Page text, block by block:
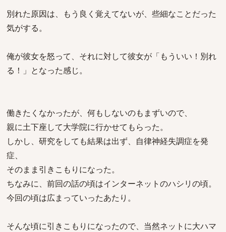
別れた原因は、もう良く覚えてないが、些細なことだった
気がする。
俺が彼女を怒って、それに対して彼女が「もういい！別れ
る！」となった感じ。
働きたくなかったが、何もしないのもまずいので、
親に土下座して大学院に行かせてもらった。
しかし、研究をしても結果は出ず、自律神経失調症を発
症、
そのまま引きこもりになった。
ちなみに、前回の話の頃はインターネットのハシリの頃。
今回の頃は広まっていったあたり。
そんな頃に引きこもりになったので、当然ネットに大ハマ